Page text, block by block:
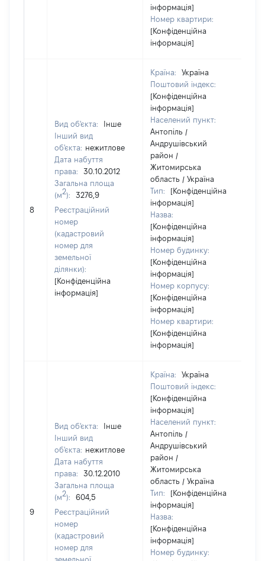
інформація]
Номер квартири:
[Конфіденційна
інформація]
8
Вид об'єкта:
Інше
Інший вид
об'єкта: нежитлове
Дата набуття
права:
30.10.2012
Загальна площа
(м2):
3276,9
Реєстраційний
номер
(кадастровий
номер для
земельної
ділянки):
[Конфіденційна
інформація]
Країна:
Україна
Поштовий індекс:
[Конфіденційна
інформація]
Населений пункт:
Антопіль /
Андрушівський
район /
Житомирська
область / Україна
Тип:
[Конфіденційна
інформація]
Назва:
[Конфіденційна
інформація]
Номер будинку:
[Конфіденційна
інформація]
Номер корпусу:
[Конфіденційна
інформація]
Номер квартири:
[Конфіденційна
інформація]
9
Вид об'єкта:
Інше
Інший вид
об'єкта: нежитлове
Дата набуття
права:
30.12.2010
Загальна площа
(м2):
604,5
Реєстраційний
номер
(кадастровий
номер для
земельної
Країна:
Україна
Поштовий індекс:
[Конфіденційна
інформація]
Населений пункт:
Антопіль /
Андрушівський
район /
Житомирська
область / Україна
Тип:
[Конфіденційна
інформація]
Назва:
[Конфіденційна
інформація]
Номер будинку: